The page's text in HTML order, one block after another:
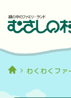
わくわくファ